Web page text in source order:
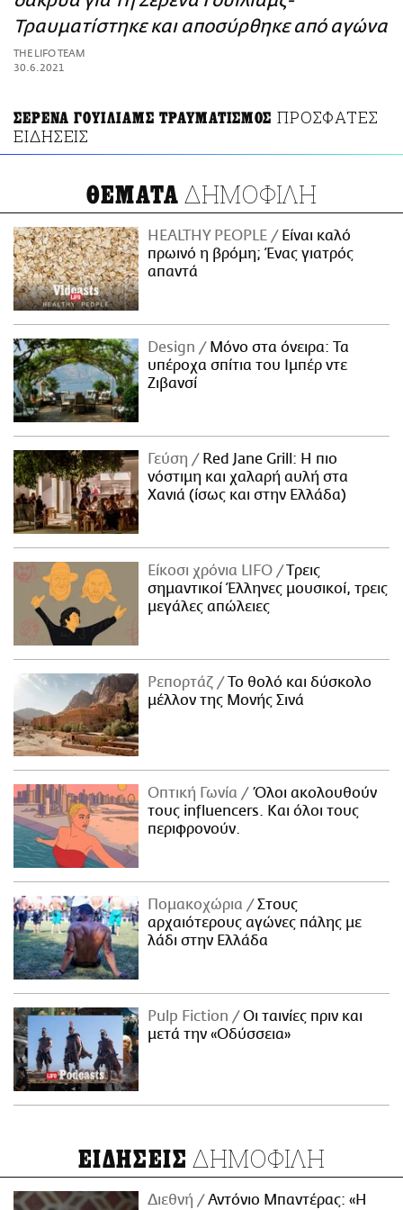
ΑΜΠΑ
PRINT
Τραυματίστηκε και αποσύρθηκε από αγώνα
THE LIFO TEAM
30.6.2021
ΣΕΡΕΝΑ ΓΟΥΙΛΙΑΜΣ ΤΡΑΥΜΑΤΙΣΜΟΣ ΠΡΟΣΦΑΤΕΣ
ΕΙΔΗΣΕΙΣ
ΘΕΜΑΤΑ ΔΗΜΟΦΙΛΗ
HEALTHY PEOPLE
Είναι καλό
πρωινό η βρόμη; Ένας γιατρός
απαντά
Design
Μόνο στα όνειρα: Τα
υπέροχα σπίτια του Ιμπέρ ντε
Ζιβανσί
Γεύση
Red Jane Grill: Η πιο
νόστιμη και χαλαρή αυλή στα
Χανιά (ίσως και στην Ελλάδα)
Είκοσι χρόνια LIFO
Tρεις
σημαντικοί Έλληνες μουσικοί, τρεις
μεγάλες απώλειες
Ρεπορτάζ
Το θολό και δύσκολο
μέλλον της Μονής Σινά
Οπτική Γωνία
Όλοι ακολουθούν
τους influencers. Και όλοι τους
περιφρονούν.
Πομακοχώρια
Στους
αρχαιότερους αγώνες πάλης με
λάδι στην Ελλάδα
Pulp Fiction
Οι ταινίες πριν και
μετά την «Οδύσσεια»
ΕΙΔΗΣΕΙΣ ΔΗΜΟΦΙΛΗ
Διεθνή Αντόνιο Μπαντέρας: «Η